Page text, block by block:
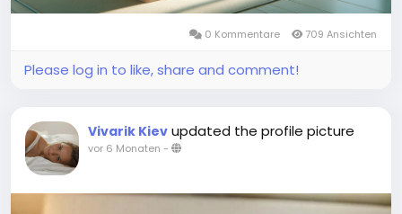
0 Kommentare 709 Ansichten
Please log in to like, share and comment!
Vivarik Kiev updated the profile picture
vor 6 Monaten -